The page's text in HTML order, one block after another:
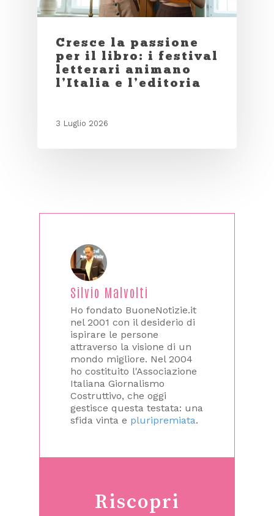
Cresce la passione
per il libro: i festival
letterari animano
l’Italia e l’editoria
3 Luglio 2026
Silvio Malvolti
Ho fondato BuoneNotizie.it
nel 2001 con il desiderio di
ispirare le persone
attraverso la visione di un
mondo migliore. Nel 2004
ho costituito l'Associazione
Italiana Giornalismo
Costruttivo, che oggi
gestisce questa testata: una
sfida vinta e pluripremiata.
Riscopri